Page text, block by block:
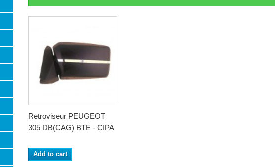
Retroviseur PEUGEOT
305 DB(CAG) BTE - CIPA
Add to cart